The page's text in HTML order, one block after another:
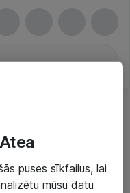
puses sīkfailus, lai
mūsu datu